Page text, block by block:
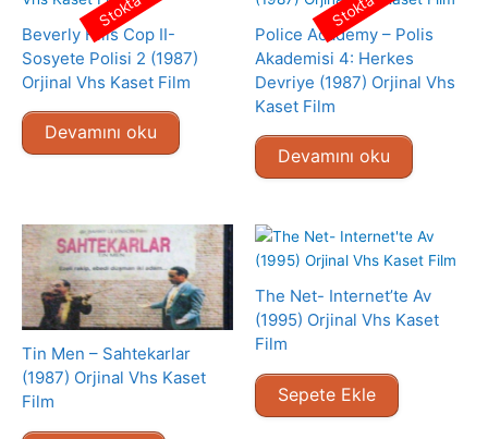
Beverly Hills Cop II-
Sosyete Polisi 2 (1987)
Orjinal Vhs Kaset Film
Devamını oku
Police Academy – Polis
Akademisi 4: Herkes
Devriye (1987) Orjinal Vhs
Kaset Film
Devamını oku
Tin Men – Sahtekarlar
(1987) Orjinal Vhs Kaset
Film
The Net- Internet’te Av
(1995) Orjinal Vhs Kaset
Film
Sepete Ekle